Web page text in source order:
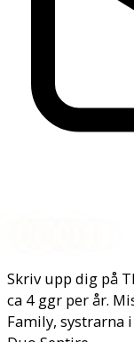
Skriv upp dig på
ca 4 ggr per år.
Family, systrarna